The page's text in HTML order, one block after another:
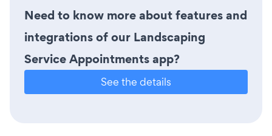
Need to know more about features and
integrations of our Landscaping
Service Appointments app?
See the details